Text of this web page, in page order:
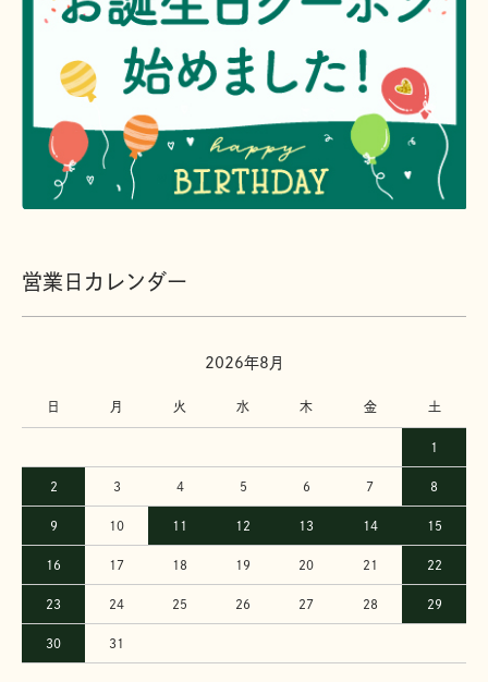
営業日カレンダー
2026年8月
日 月 火 水 木 金 土
1
2 3 4 5 6 7 8
9 10 11 12 13 14 15
16 17 18 19 20 21 22
23 24 25 26 27 28 29
30 31